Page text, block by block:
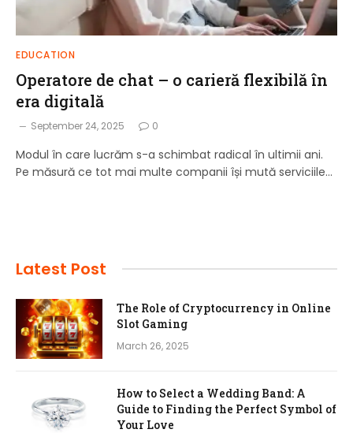
EDUCATION
Operatore de chat – o carieră flexibilă în
era digitală
September 24, 2025 0
Modul în care lucrăm s-a schimbat radical în ultimii ani.
Pe măsură ce tot mai multe companii își mută serviciile…
Latest Post
The Role of Cryptocurrency in Online
Slot Gaming
March 26, 2025
How to Select a Wedding Band: A
Guide to Finding the Perfect Symbol of
Your Love